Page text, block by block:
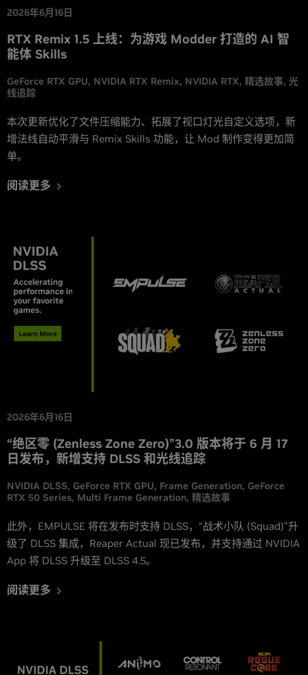
2026年6月16日
RTX Remix 1.5 上线：为游戏 Modder 打造的 AI 智
能体 Skills
GeForce RTX GPU NVIDIA RTX Remix NVIDIA RTX 精选故事 光
线追踪
本次更新优化了文件压缩能力、拓展了视口灯光自定义选项，新
增法线自动平滑与 Remix Skills 功能，让 Mod 制作变得更加简
单。
阅读更多
2026年6月16日
“绝区零 (Zenless Zone Zero)”3.0 版本将于 6 月 17
日发布，新增支持 DLSS 和光线追踪
NVIDIA DLSS GeForce RTX GPU Frame Generation GeForce
RTX 50 Series Multi Frame Generation 精选故事
此外，EMPULSE 将在发布时支持 DLSS，“战术小队 (Squad)”升
级了 DLSS 集成，Reaper Actual 现已发布，并支持通过 NVIDIA
App 将 DLSS 升级至 DLSS 4.5。
阅读更多